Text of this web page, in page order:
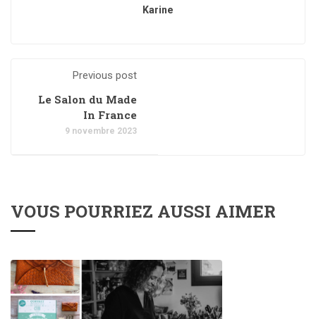
Karine
Previous post
Le Salon du Made
In France
9 novembre 2023
VOUS POURRIEZ AUSSI AIMER